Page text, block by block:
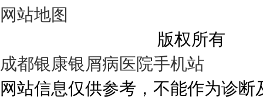
网站地图
版权所有
成都银康银屑病医院手机站
网站信息仅供参考，不能作为诊